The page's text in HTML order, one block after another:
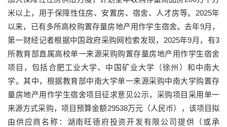
米以上，用于保障性住房、安置房、宿舍、人才房等。2025年
以来，已有多所高校购置存量房地产用作学生宿舍。去年9月，
第一财经记者根据中国政府采购网检索发现，2025年9月，有3
所教育部直属高校单一来源采购购置存量房地产用作学生宿舍
项目，包括合肥工业大学、中国矿业大学（徐州）和中南大
学。其中，根据教育部中南大学单一来源采购中南大学购置存
量房地产用作学生宿舍项目征求意见公示，采购项目采用单一
来源方式采购，项目预算金额29538万元（人民币），该项目拟
由供应商名称：湖南旺德府投资开发有限公司提供（或承